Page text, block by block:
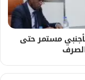
مستمر حتى